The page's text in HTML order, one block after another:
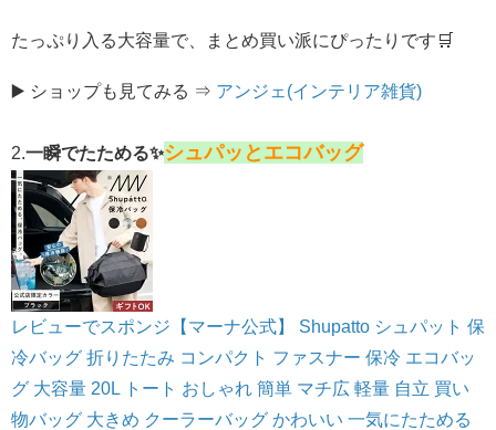
たっぷり入る大容量で、まとめ買い派にぴったりです🛒
▶️ ショップも見てみる ⇒ アンジェ(インテリア雑貨)
2.一瞬でたためる✨シュパッとエコバッグ
レビューでスポンジ【マーナ公式】 Shupatto シュパット 保
冷バッグ 折りたたみ コンパクト ファスナー 保冷 エコバッ
グ 大容量 20L トート おしゃれ 簡単 マチ広 軽量 自立 買い
物バッグ 大きめ クーラーバッグ かわいい 一気にたためる